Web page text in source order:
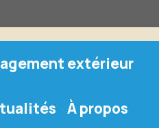
extérieur
À propos